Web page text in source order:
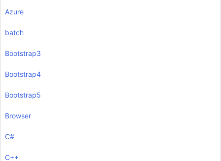
Azure
batch
Bootstrap3
Bootstrap4
Bootstrap5
Browser
C#
C++